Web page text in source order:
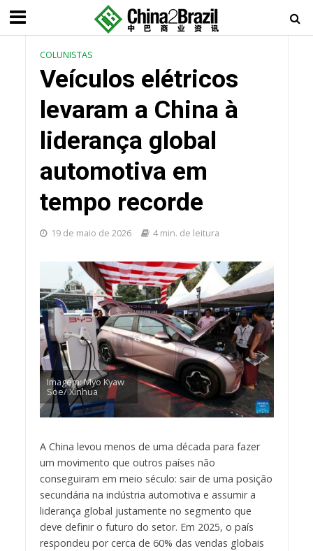
COLUNISTAS
Veículos elétricos
levaram a China à
liderança global
automotiva em
tempo recorde
19 de maio de 2026 4 min. de leitura
Imagem: Myo Kyaw
Soe/ Xinhua
A China levou menos de uma década para fazer
um movimento que outros países não
conseguiram em meio século: sair de uma posição
secundária na indústria automotiva e assumir a
liderança global justamente no segmento que
deve definir o futuro do setor. Em 2025, o país
respondeu por cerca de 60% das vendas globais